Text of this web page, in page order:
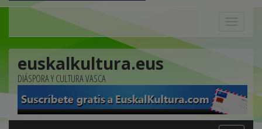
euskalkultura.eus
DIÁSPORA Y CULTURA VASCA